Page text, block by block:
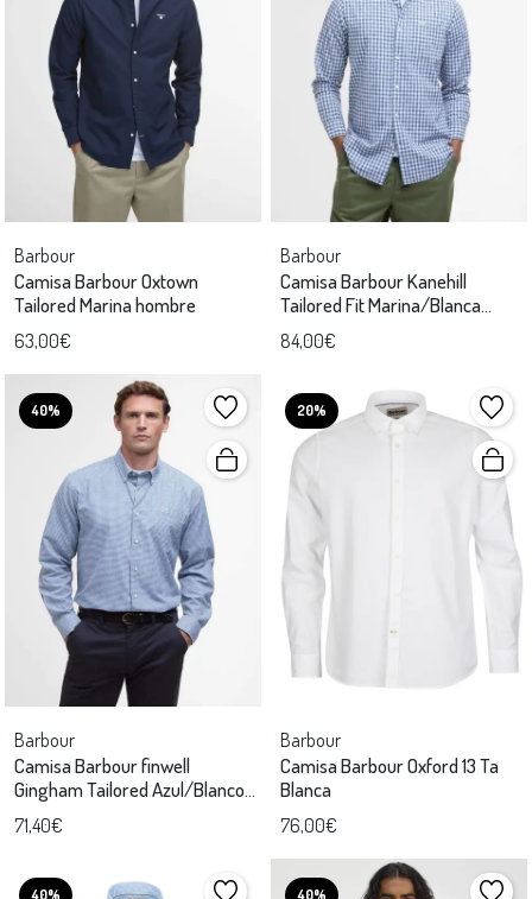
Barbour
Camisa Barbour Oxtown
Tailored Marina hombre
63,00€
Barbour
Camisa Barbour Kanehill
Tailored Fit Marina/Blanca
hombre
84,00€
40%
Barbour
Camisa Barbour finwell
Gingham Tailored Azul/Blanco
hombre
71,40€
20%
Barbour
Camisa Barbour Oxford 13 Ta
Blanca
76,00€
40% 40%